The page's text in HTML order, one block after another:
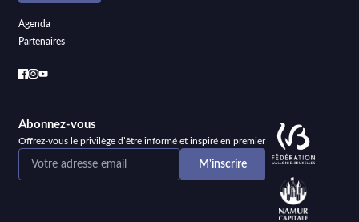
Agenda
Partenaires
Abonnez-vous
Offrez-vous le privilège d’être informé et inspiré en premier